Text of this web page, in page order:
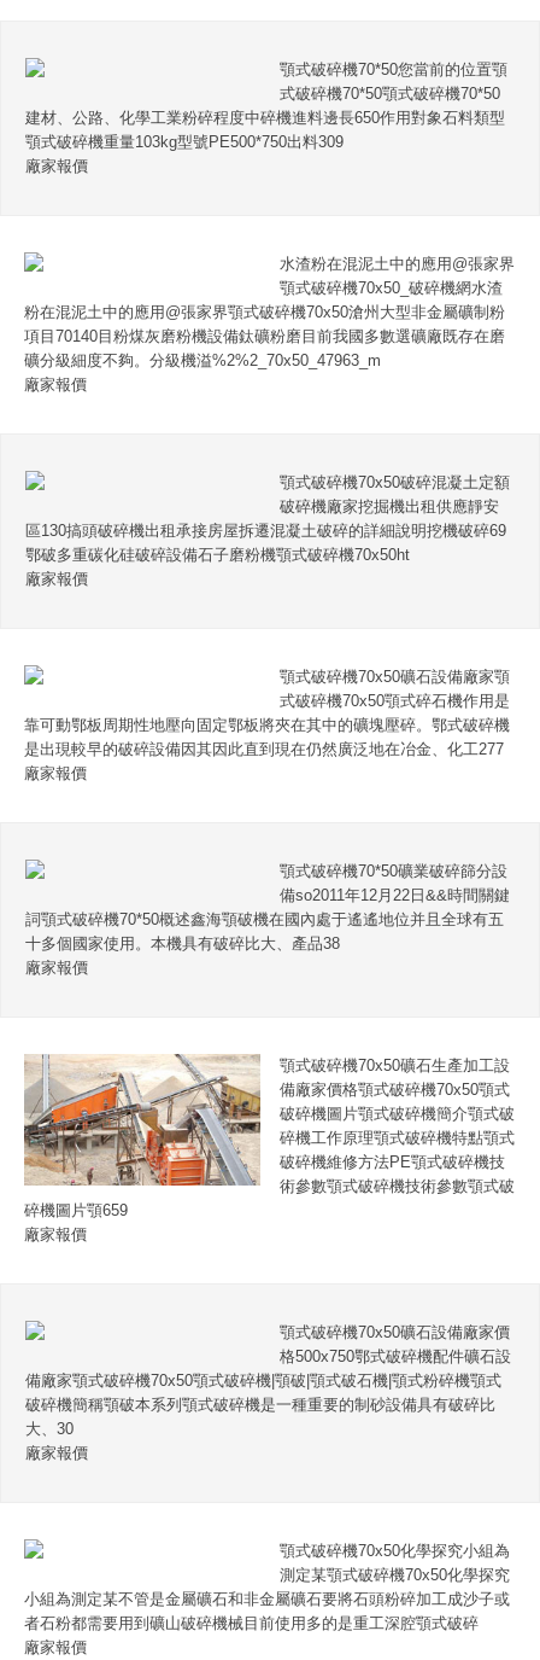
顎式破碎機70*50您當前的位置顎
式破碎機70*50顎式破碎機70*50
建材、公路、化學工業粉碎程度中碎機進料邊長650作用對象石料類型
顎式破碎機重量103kg型號PE500*750出料309
廠家報價
水渣粉在混泥土中的應用@張家界
顎式破碎機70x50_破碎機網水渣
粉在混泥土中的應用@張家界顎式破碎機70x50滄州大型非金屬礦制粉
項目70140目粉煤灰磨粉機設備鈦礦粉磨目前我國多數選礦廠既存在磨
礦分級細度不夠。分級機溢%2%2_70x50_47963_m
廠家報價
顎式破碎機70x50破碎混凝土定額
破碎機廠家挖掘機出租供應靜安
區130搞頭破碎機出租承接房屋拆遷混凝土破碎的詳細說明挖機破碎69
鄂破多重碳化硅破碎設備石子磨粉機顎式破碎機70x50ht
廠家報價
顎式破碎機70x50礦石設備廠家顎
式破碎機70x50顎式碎石機作用是
靠可動鄂板周期性地壓向固定鄂板將夾在其中的礦塊壓碎。鄂式破碎機
是出現較早的破碎設備因其因此直到現在仍然廣泛地在冶金、化工277
廠家報價
顎式破碎機70*50礦業破碎篩分設
備so2011年12月22日&&時間關鍵
詞顎式破碎機70*50概述鑫海顎破機在國內處于遙遙地位并且全球有五
十多個國家使用。本機具有破碎比大、產品38
廠家報價
顎式破碎機70x50礦石生產加工設
備廠家價格顎式破碎機70x50顎式
破碎機圖片顎式破碎機簡介顎式破
碎機工作原理顎式破碎機特點顎式
破碎機維修方法PE顎式破碎機技
術參數顎式破碎機技術參數顎式破
碎機圖片顎659
廠家報價
顎式破碎機70x50礦石設備廠家價
格500x750鄂式破碎機配件礦石設
備廠家顎式破碎機70x50顎式破碎機|顎破|顎式破石機|顎式粉碎機顎式
破碎機簡稱顎破本系列顎式破碎機是一種重要的制砂設備具有破碎比
大、30
廠家報價
顎式破碎機70x50化學探究小組為
測定某顎式破碎機70x50化學探究
小組為測定某不管是金屬礦石和非金屬礦石要將石頭粉碎加工成沙子或
者石粉都需要用到礦山破碎機械目前使用多的是重工深腔顎式破碎
廠家報價